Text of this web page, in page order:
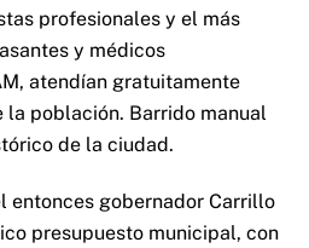
profesionales y el más
y médicos
atendían gratuitamente
población. Barrido manual
de la ciudad.
entonces gobernador Carrillo
presupuesto municipal, con